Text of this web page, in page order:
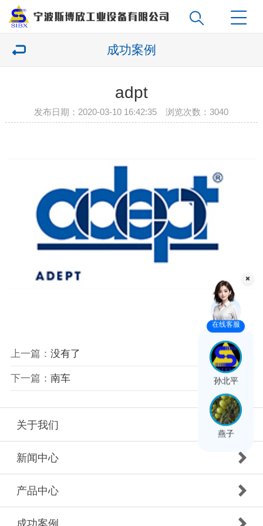
成功案例
adpt
发布日期：2020-03-10 16:42:35 浏览次数：3040
上一篇： 没有了
下一篇： 南车
关于我们
新闻中心
产品中心
成功案例
在线客服
孙北平
燕子